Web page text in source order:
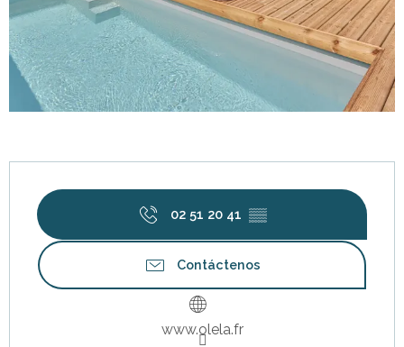
02 51 20 41 ▒▒
Contáctenos
www.olela.fr